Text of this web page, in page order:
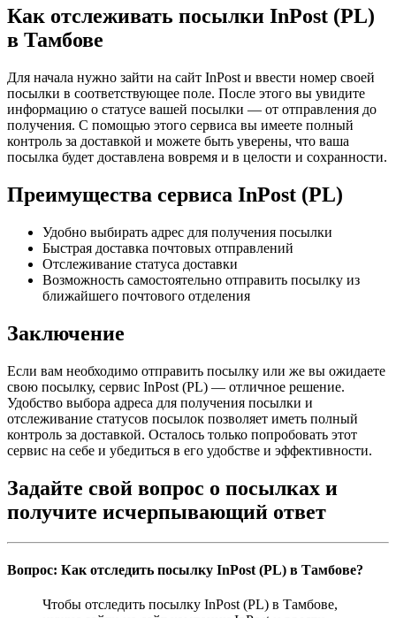
Как отслеживать посылки InPost (PL)
в Тамбове
Для начала нужно зайти на сайт InPost и ввести номер своей
посылки в соответствующее поле. После этого вы увидите
информацию о статусе вашей посылки — от отправления до
получения. С помощью этого сервиса вы имеете полный
контроль за доставкой и можете быть уверены, что ваша
посылка будет доставлена вовремя и в целости и сохранности.
Преимущества сервиса InPost (PL)
Удобно выбирать адрес для получения посылки
Быстрая доставка почтовых отправлений
Отслеживание статуса доставки
Возможность самостоятельно отправить посылку из
ближайшего почтового отделения
Заключение
Если вам необходимо отправить посылку или же вы ожидаете
свою посылку, сервис InPost (PL) — отличное решение.
Удобство выбора адреса для получения посылки и
отслеживание статусов посылок позволяет иметь полный
контроль за доставкой. Осталось только попробовать этот
сервис на себе и убедиться в его удобстве и эффективности.
Задайте свой вопрос о посылках и
получите исчерпывающий ответ
Вопрос: Как отследить посылку InPost (PL) в Тамбове?
Чтобы отследить посылку InPost (PL) в Тамбове,